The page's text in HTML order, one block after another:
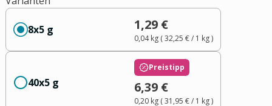
8x5 g 1,29 €
0,04 kg(32,25 €/ 1 kg)
40x5 g
Preistipp
6,39 €
0,20 kg(31,95 €/ 1 kg)